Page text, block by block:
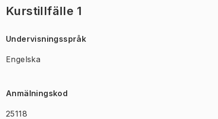
Kurstillfälle 1
Undervisningsspråk
Engelska
Anmälningskod
25118